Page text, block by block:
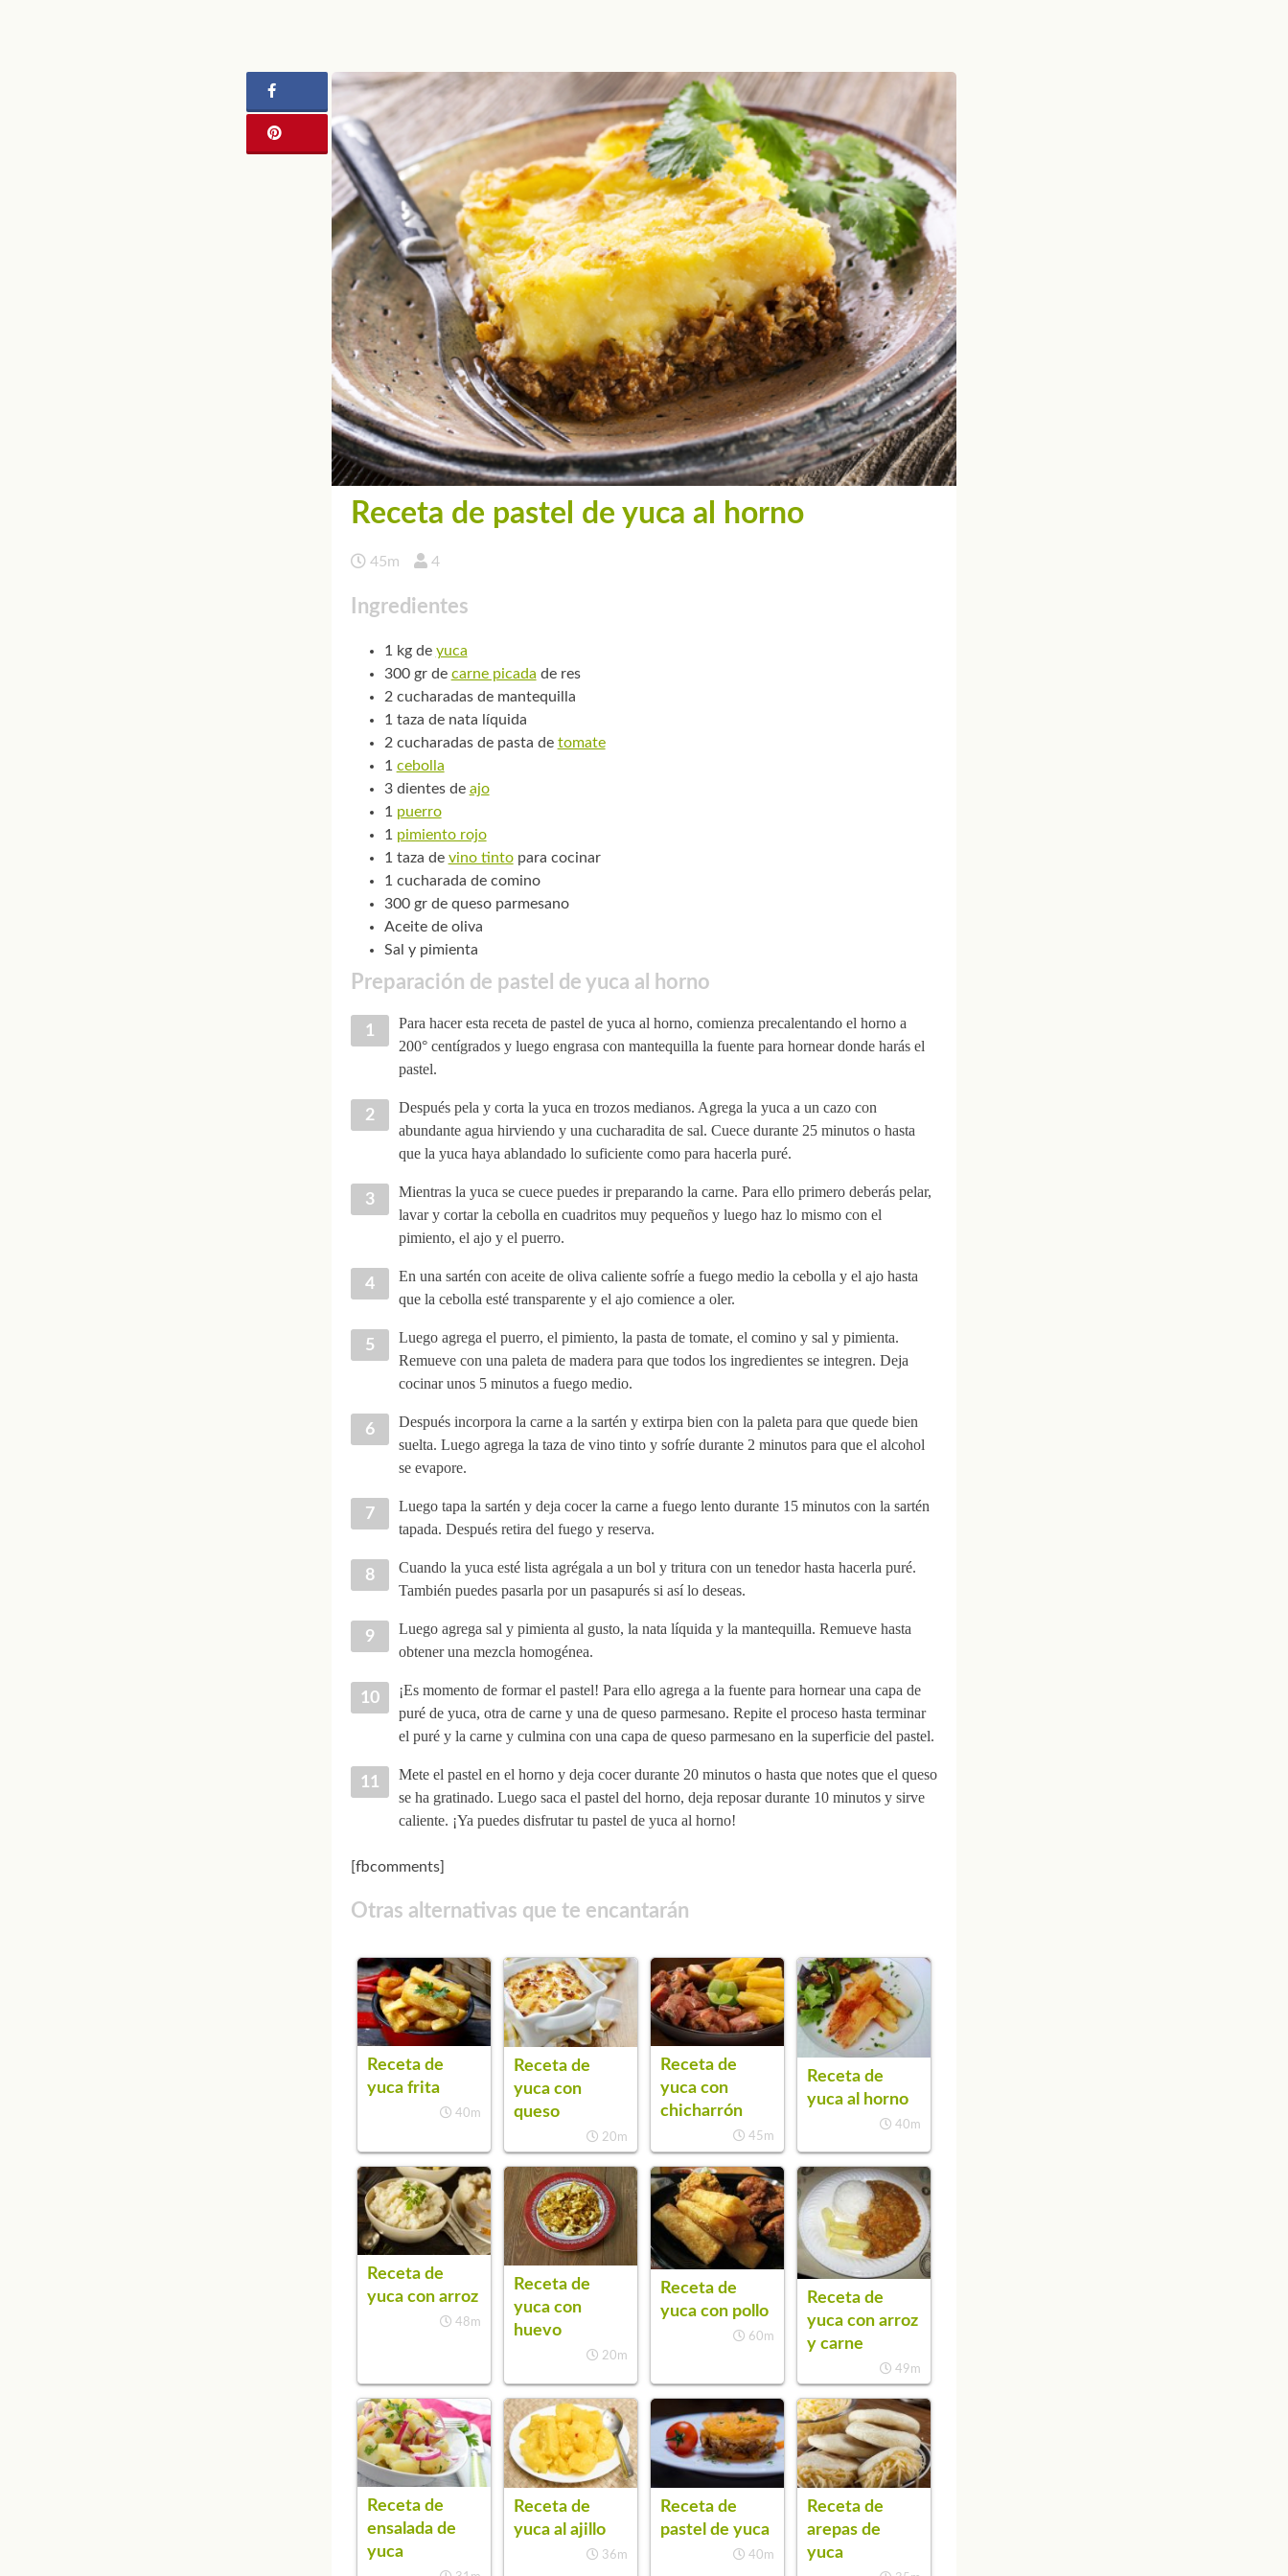
Receta de pastel de yuca al horno
45m 4
Ingredientes
1 kg de yuca
300 gr de carne picada de res
2 cucharadas de mantequilla
1 taza de nata líquida
2 cucharadas de pasta de tomate
1 cebolla
3 dientes de ajo
1 puerro
1 pimiento rojo
1 taza de vino tintopara cocinar
1 cucharada de comino
300 gr de queso parmesano
Aceite de oliva
Sal y pimienta
Preparación de pastel de yuca al horno
Para hacer esta receta de pastel de yuca al horno, comienza precalentando el horno a
200° centígrados y luego engrasa con mantequilla la fuente para hornear donde harás el
pastel.
Después pela y corta la yuca en trozos medianos. Agrega la yuca a un cazo con
abundante agua hirviendo y una cucharadita de sal. Cuece durante 25 minutos o hasta
que la yuca haya ablandado lo suficiente como para hacerla puré.
Mientras la yuca se cuece puedes ir preparando la carne. Para ello primero deberás pelar,
lavar y cortar la cebolla en cuadritos muy pequeños y luego haz lo mismo con el
pimiento, el ajo y el puerro.
En una sartén con aceite de oliva caliente sofríe a fuego medio la cebolla y el ajo hasta
que la cebolla esté transparente y el ajo comience a oler.
Luego agrega el puerro, el pimiento, la pasta de tomate, el comino y sal y pimienta.
Remueve con una paleta de madera para que todos los ingredientes se integren. Deja
cocinar unos 5 minutos a fuego medio.
Después incorpora la carne a la sartén y extirpa bien con la paleta para que quede bien
suelta. Luego agrega la taza de vino tinto y sofríe durante 2 minutos para que el alcohol
se evapore.
Luego tapa la sartén y deja cocer la carne a fuego lento durante 15 minutos con la sartén
tapada. Después retira del fuego y reserva.
Cuando la yuca esté lista agrégala a un bol y tritura con un tenedor hasta hacerla puré.
También puedes pasarla por un pasapurés si así lo deseas.
Luego agrega sal y pimienta al gusto, la nata líquida y la mantequilla. Remueve hasta
obtener una mezcla homogénea.
¡Es momento de formar el pastel! Para ello agrega a la fuente para hornear una capa de
puré de yuca, otra de carne y una de queso parmesano. Repite el proceso hasta terminar
el puré y la carne y culmina con una capa de queso parmesano en la superficie del pastel.
Mete el pastel en el horno y deja cocer durante 20 minutos o hasta que notes que el queso
se ha gratinado. Luego saca el pastel del horno, deja reposar durante 10 minutos y sirve
caliente. ¡Ya puedes disfrutar tu pastel de yuca al horno!
[fbcomments]
Otras alternativas que te encantarán
Receta de
yuca frita
40m
Receta de
yuca con
queso
20m
Receta de
yuca con
chicharrón
45m
Receta de
yuca al horno
40m
Receta de
yuca con arroz
48m
Receta de
yuca con
huevo
20m
Receta de
yuca con pollo
60m
Receta de
yuca con arroz
y carne
49m
Receta de
ensalada de
yuca
Receta de
yuca al ajillo
36m
Receta de
pastel de yuca
40m
Receta de
arepas de
yuca